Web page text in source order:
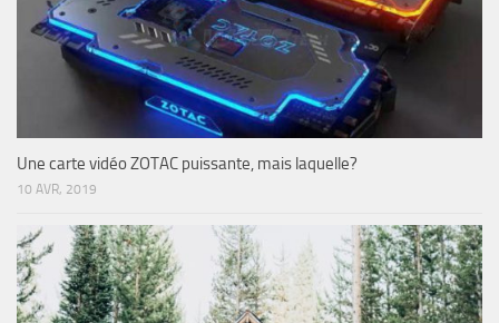
Une carte vidéo ZOTAC puissante, mais laquelle?
10 AVR, 2019